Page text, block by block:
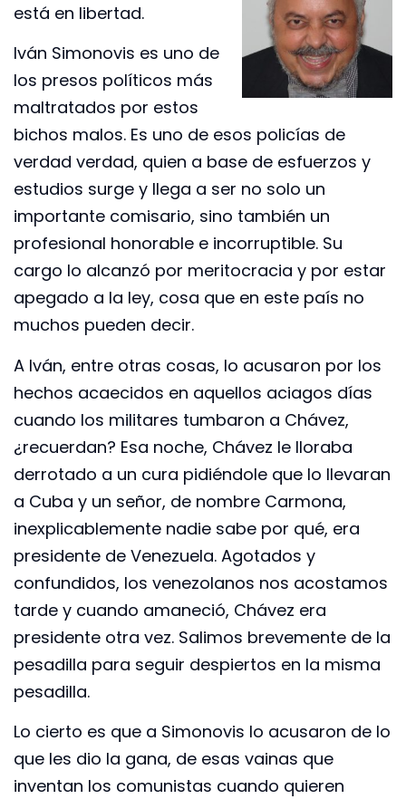
está en libertad.
Iván Simonovis es uno de
los presos políticos más
maltratados por estos
bichos malos. Es uno de esos policías de
verdad verdad, quien a base de esfuerzos y
estudios surge y llega a ser no solo un
importante comisario, sino también un
profesional honorable e incorruptible. Su
cargo lo alcanzó por meritocracia y por estar
apegado a la ley, cosa que en este país no
muchos pueden decir.
A Iván, entre otras cosas, lo acusaron por los
hechos acaecidos en aquellos aciagos días
cuando los militares tumbaron a Chávez,
¿recuerdan? Esa noche, Chávez le lloraba
derrotado a un cura pidiéndole que lo llevaran
a Cuba y un señor, de nombre Carmona,
inexplicablemente nadie sabe por qué, era
presidente de Venezuela. Agotados y
confundidos, los venezolanos nos acostamos
tarde y cuando amaneció, Chávez era
presidente otra vez. Salimos brevemente de la
pesadilla para seguir despiertos en la misma
pesadilla.
Lo cierto es que a Simonovis lo acusaron de lo
que les dio la gana, de esas vainas que
inventan los comunistas cuando quieren